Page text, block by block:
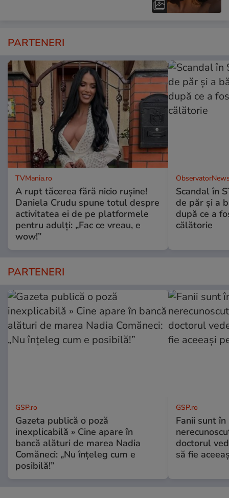
PARTENERI
TVMania.ro
A rupt tăcerea fără nicio rușine!
Daniela Crudu spune totul despre
activitatea ei de pe platformele
pentru adulți: „Fac ce vreau, e
wow!”
Scandal în
de păr şi a
după ce a
călătorie
PARTENERI
GSP.ro
Gazeta publică o poză
inexplicabilă » Cine apare în
bancă alături de marea Nadia
Comăneci: „Nu înțeleg cum e
posibilă!”
GSP.ro
Fanii sunt în
doctorul
să fie